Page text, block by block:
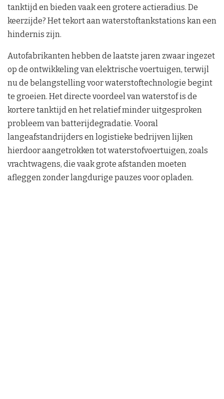
tanktijd en bieden vaak een grotere actieradius. De
keerzijde? Het tekort aan waterstoftankstations kan een
hindernis zijn.
Autofabrikanten hebben de laatste jaren zwaar ingezet
op de ontwikkeling van elektrische voertuigen, terwijl
nu de belangstelling voor waterstoftechnologie begint
te groeien. Het directe voordeel van waterstof is de
kortere tanktijd en het relatief minder uitgesproken
probleem van batterijdegradatie. Vooral
langeafstandrijders en logistieke bedrijven lijken
hierdoor aangetrokken tot waterstofvoertuigen, zoals
vrachtwagens, die vaak grote afstanden moeten
afleggen zonder langdurige pauzes voor opladen.